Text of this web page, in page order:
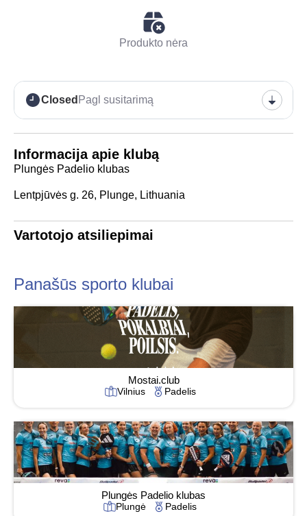
Informacija apie klubą
Plungės Padelio klubas
Lentpjūvės g. 26, Plunge, Lithuania
Vartotojo atsiliepimai
Produkto nėra
Closed Pagl susitarimą
Panašūs sporto klubai
Mostai.club
Vilnius Padelis
Plungės Padelio klubas
Plungė Padelis